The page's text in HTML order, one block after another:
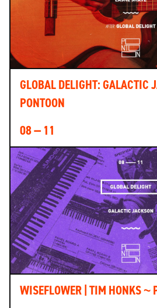
GLOBAL DELIGHT: GALACTIC
PONTOON
08 — 11
WISEFLOWER | TIM HONKS ~